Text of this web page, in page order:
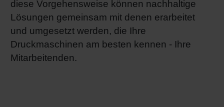
diese Vorgehensweise können nachhaltige
Lösungen gemeinsam mit denen erarbeitet
und umgesetzt werden, die Ihre
Druckmaschinen am besten kennen - Ihre
Mitarbeitenden.